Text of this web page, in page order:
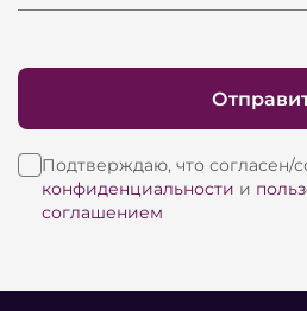
Подтверждаю, что согласен/
конфиденциальности и
соглашением